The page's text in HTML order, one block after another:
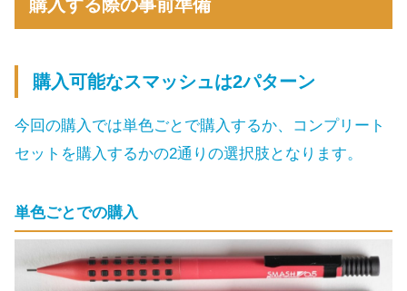
購入する際の事前準備
購入可能なスマッシュは2パターン
今回の購入では単色ごとで購入するか、コンプリート
セットを購入するかの2通りの選択肢となります。
単色ごとでの購入